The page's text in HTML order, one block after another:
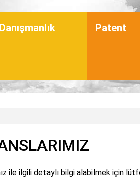
Danışmanlık Patent
ile ilgili detaylı bilgi alabilmek için